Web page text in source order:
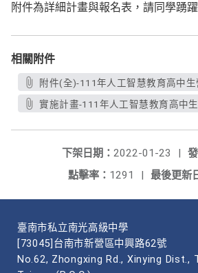
附件為詳細計畫與報名表，請同學踴
相關附件
附件(全)-111年人工智慧教育高中
實施計畫-111年人工智慧教育高中
下架日期： 2022-01-23
|
最後更新
點擊率： 1291 |
臺南市私立南光高級中學
[73045]台南市新營區中興路62號
No.62, Zhongxing Rd., Xinying Dist.,